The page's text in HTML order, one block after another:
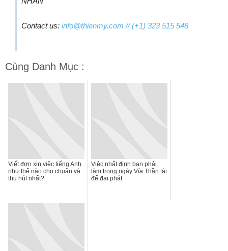
Contact us: info@thienmy.com // (+1) 323 515 548
Cùng Danh Mục :
Viết đơn xin việc tiếng Anh
như thế nào cho chuẩn và
thu hút nhất?
Việc nhất định bạn phải
làm trong ngày Vía Thần tài
để đại phát